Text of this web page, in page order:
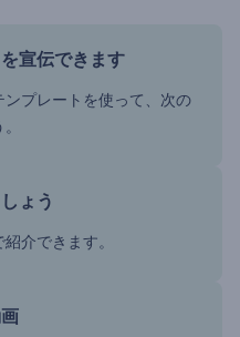
宣伝できます
プレートを使って、次の
ょう
介できます。